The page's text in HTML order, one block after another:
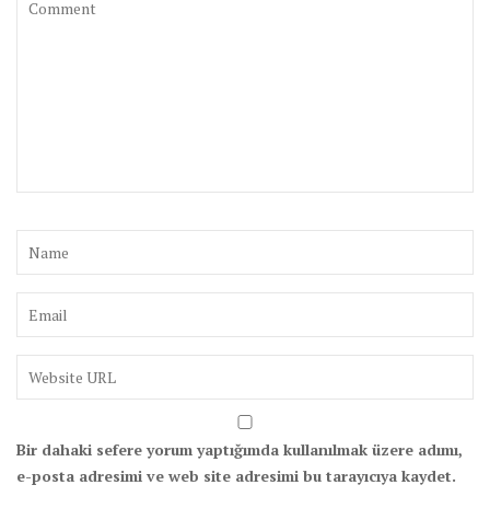
Bir dahaki sefere yorum yaptığımda kullanılmak üzere adımı,
e-posta adresimi ve web site adresimi bu tarayıcıya kaydet.